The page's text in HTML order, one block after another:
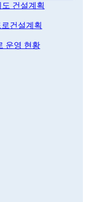
도 건설계획
건설계획
운영 현황